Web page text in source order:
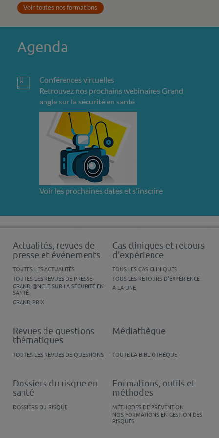
Voir toutes nos formations
Agenda
Conférences virtuelles
Retrouvez nos prochains webinaires Grand
angle sur la sécurité en santé
Voir les prochaines dates et s'inscrire
Actualités, revues de
presse et événements
TOUTES LES ACTUALITÉS
TOUTES LES REVUES DE PRESSE
GRAND @NGLE SUR LA SÉCURITÉ EN
SANTÉ
GRAND PRIX
Cas cliniques et retours
d'expérience
TOUS LES CAS CLINIQUES
TOUS LES RETOURS D'EXPÉRIENCE
À LA UNE
Revues de questions
thématiques
TOUTES LES REVUES DE QUESTIONS
Médiathèque
TOUTE LA BIBLIOTHÈQUE
Dossiers du risque en
santé
DOSSIERS DU RISQUE
Formations, outils et
méthodes
MÉTHODES DE PRÉVENTION
NOS FORMATIONS EN GESTION DES
RISQUES